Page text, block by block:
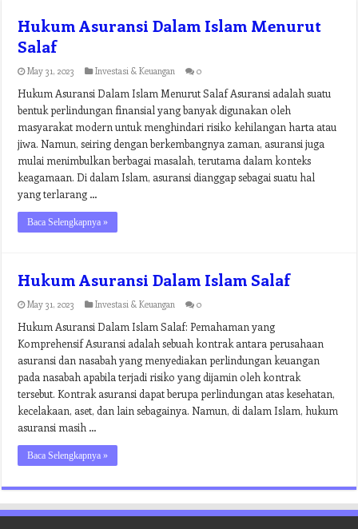
Hukum Asuransi Dalam Islam Menurut
Salaf
May 31, 2023 Investasi & Keuangan 0
Hukum Asuransi Dalam Islam Menurut Salaf Asuransi adalah suatu
bentuk perlindungan finansial yang banyak digunakan oleh
masyarakat modern untuk menghindari risiko kehilangan harta atau
jiwa. Namun, seiring dengan berkembangnya zaman, asuransi juga
mulai menimbulkan berbagai masalah, terutama dalam konteks
keagamaan. Di dalam Islam, asuransi dianggap sebagai suatu hal
yang terlarang …
Baca Selengkapnya »
Hukum Asuransi Dalam Islam Salaf
May 31, 2023 Investasi & Keuangan 0
Hukum Asuransi Dalam Islam Salaf: Pemahaman yang
Komprehensif Asuransi adalah sebuah kontrak antara perusahaan
asuransi dan nasabah yang menyediakan perlindungan keuangan
pada nasabah apabila terjadi risiko yang dijamin oleh kontrak
tersebut. Kontrak asuransi dapat berupa perlindungan atas kesehatan,
kecelakaan, aset, dan lain sebagainya. Namun, di dalam Islam, hukum
asuransi masih …
Baca Selengkapnya »